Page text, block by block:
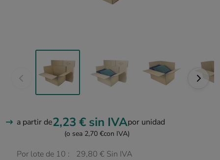
a partir de2,23 € sin IVApor unidad
(o sea 2,70 €con IVA)
Por lote de 10 : 29,80 € Sin IVA